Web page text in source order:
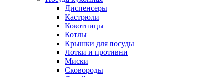
Диспенсеры
Кастрюли
Кокотницы
Котлы
Крышки для посуды
Лотки и противни
Миски
Сковороды